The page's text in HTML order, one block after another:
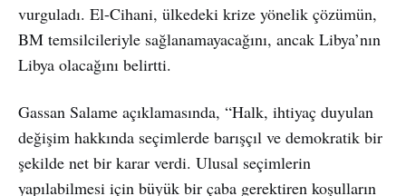
vurguladı. El-Cihani, ülkedeki krize yönelik çözümün,
BM temsilcileriyle sağlanamayacağını, ancak Libya’nın
Libya olacağını belirtti.
Gassan Salame açıklamasında, “Halk, ihtiyaç duyulan
değişim hakkında seçimlerde barışçıl ve demokratik bir
şekilde net bir karar verdi. Ulusal seçimlerin
yapılabilmesi için büyük bir çaba gerektiren koşulların